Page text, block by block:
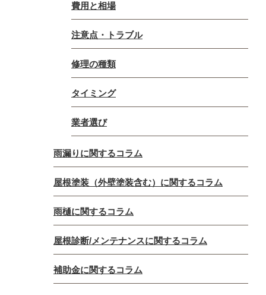
費用と相場
注意点・トラブル
修理の種類
タイミング
業者選び
雨漏りに関するコラム
屋根塗装（外壁塗装含む）に関するコラム
雨樋に関するコラム
屋根診断/メンテナンスに関するコラム
補助金に関するコラム